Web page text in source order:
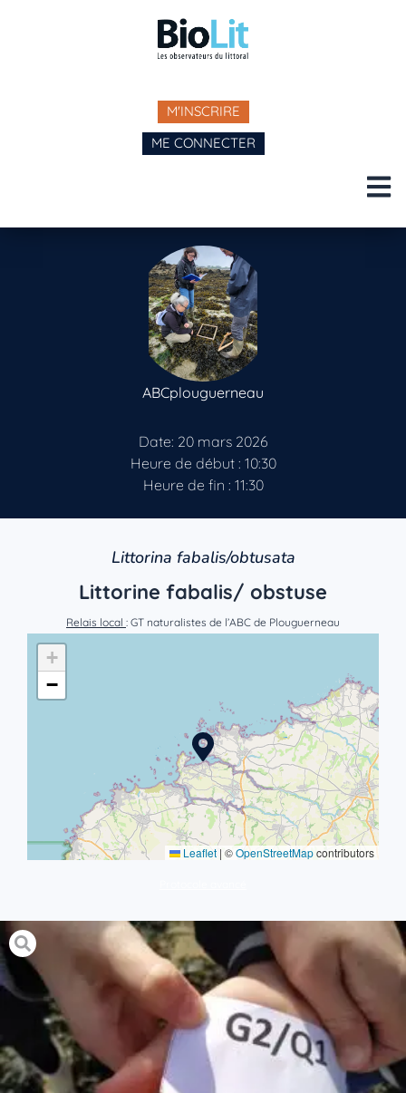
M'INSCRIRE
ME CONNECTER
ABCplouguerneau
Date: 20 mars 2026
Heure de début : 10:30
Heure de fin : 11:30
Littorina fabalis/obtusata
Littorine fabalis/ obstuse
Relais local : GT naturalistes de l’ABC de Plouguerneau
+
−
Leaflet | ©OpenStreetMapcontributors